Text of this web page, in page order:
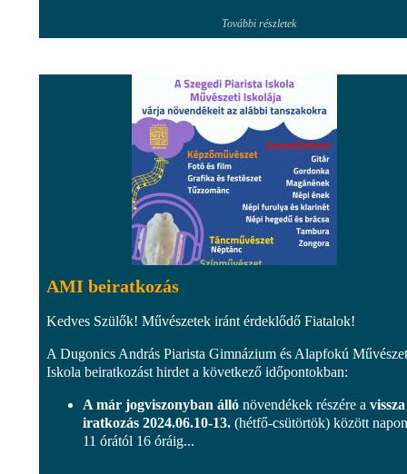
További részletek
AMI beiratkozás
Kedves Szülők! Művészetek iránt érdeklődő Fiatalok!
A Dugonics András Piarista Gimnázium és Alapfokú
Iskola beiratkozást hirdet a következő időpontokban:
A már jogviszonyban álló növendékek részére a vissza
iratkozás 2024.06.10-13. (hétfő-csütörtök) között
11 órától 16 óráig...